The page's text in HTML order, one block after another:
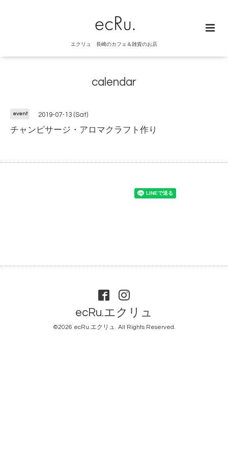
エクリュ 長崎のカフェ＆雑貨のお店
calendar
event 2019-07-13 (Sat)
チャンピサージ・アロマクラフト作り
ecRu.エクリュ
©2026 ecRu.エクリュ. All Rights Reserved.